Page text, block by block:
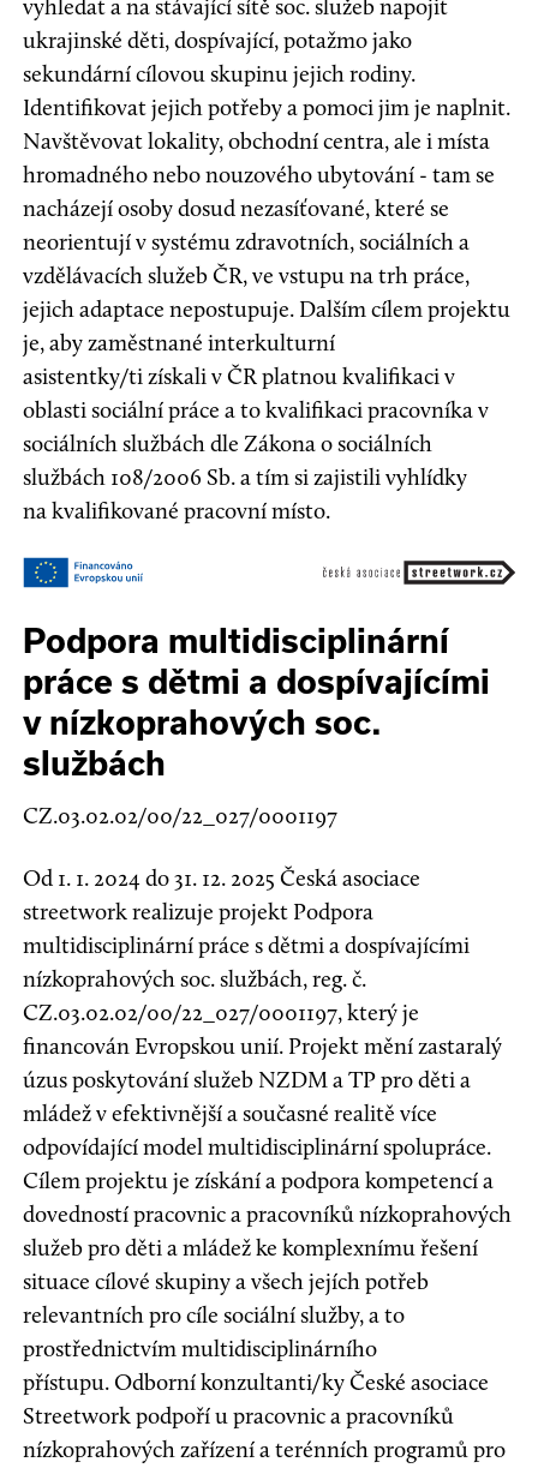
vyhledat a na stávající sítě soc. služeb napojit
ukrajinské děti, dospívající, potažmo jako
sekundární cílovou skupinu jejich rodiny.
Identifikovat jejich potřeby a pomoci jim je naplnit.
Navštěvovat lokality, obchodní centra, ale i místa
hromadného nebo nouzového ubytování - tam se
nacházejí osoby dosud nezasíťované, které se
neorientují v systému zdravotních, sociálních a
vzdělávacích služeb ČR, ve vstupu na trh práce,
jejich adaptace nepostupuje. Dalším cílem projektu
je, aby zaměstnané interkulturní
asistentky/ti získali v ČR platnou kvalifikaci v
oblasti sociální práce a to kvalifikaci pracovníka v
sociálních službách dle Zákona o sociálních
službách 108/2006 Sb. a tím si zajistili vyhlídky
na kvalifikované pracovní místo.
Podpora multidisciplinární
práce s dětmi a dospívajícími
v nízkoprahových soc.
službách
CZ.03.02.02/00/22_027/0001197
Od 1. 1. 2024 do 31. 12. 2025 Česká asociace
streetwork realizuje projekt Podpora
multidisciplinární práce s dětmi a dospívajícími
nízkoprahových soc. službách, reg. č.
CZ.03.02.02/00/22_027/0001197, který je
financován Evropskou unií. Projekt mění zastaralý
úzus poskytování služeb NZDM a TP pro děti a
mládež v efektivnější a současné realitě více
odpovídající model multidisciplinární spolupráce.
Cílem projektu je získání a podpora kompetencí a
dovedností pracovnic a pracovníků nízkoprahových
služeb pro děti a mládež ke komplexnímu řešení
situace cílové skupiny a všech jejích potřeb
relevantních pro cíle sociální služby, a to
prostřednictvím multidisciplinárního
přístupu. Odborní konzultanti/ky České asociace
Streetwork podpoří u pracovnic a pracovníků
nízkoprahových zařízení a terénních programů pro